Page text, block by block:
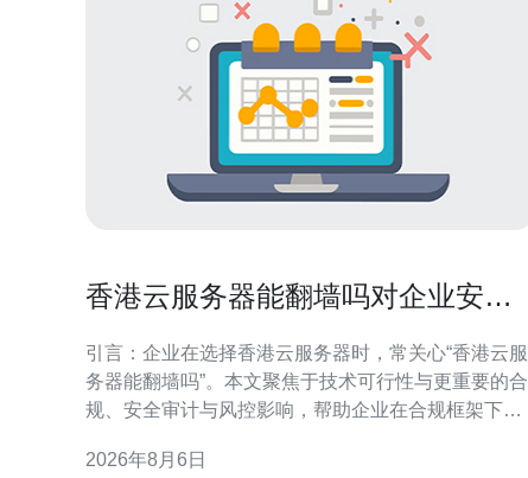
香港云服务器能翻墙吗对企业安全
引言：企业在选择香港云服务器时，常关心“香港云服
务器能翻墙吗”。本文聚焦于技术可行性与更重要的合
规、安全审计与风控影响，帮助企业在合规框架下评
访问能力 技术上，香港云服务器位于国际化网络出
2026年8月6日